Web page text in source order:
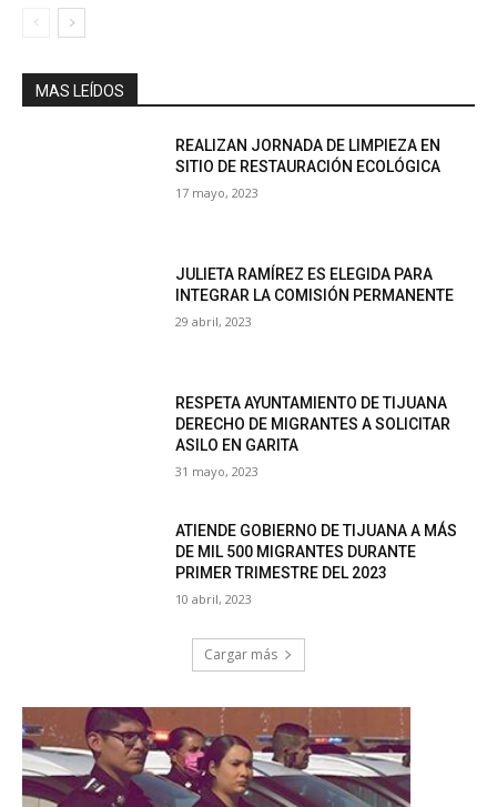
MAS LEÍDOS
REALIZAN JORNADA DE LIMPIEZA EN
SITIO DE RESTAURACIÓN ECOLÓGICA
17 mayo, 2023
JULIETA RAMÍREZ ES ELEGIDA PARA
INTEGRAR LA COMISIÓN PERMANENTE
29 abril, 2023
RESPETA AYUNTAMIENTO DE TIJUANA
DERECHO DE MIGRANTES A SOLICITAR
ASILO EN GARITA
31 mayo, 2023
ATIENDE GOBIERNO DE TIJUANA A MÁS
DE MIL 500 MIGRANTES DURANTE
PRIMER TRIMESTRE DEL 2023
10 abril, 2023
Cargar más